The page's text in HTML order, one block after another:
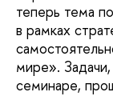
теперь тема
в рамках
мире».
семинаре,